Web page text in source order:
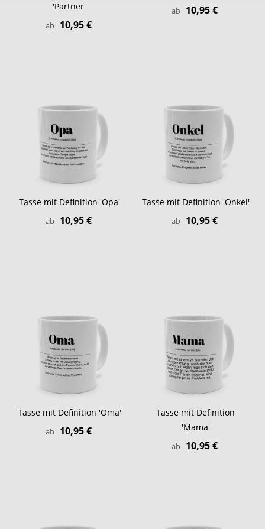
'Partner'
ab 10,95 €
ab 10,95 €
Tasse mit Definition 'Opa'
ab 10,95 €
Tasse mit Definition 'Onkel'
ab 10,95 €
Tasse mit Definition 'Oma'
ab 10,95 €
Tasse mit Definition
'Mama'
ab 10,95 €